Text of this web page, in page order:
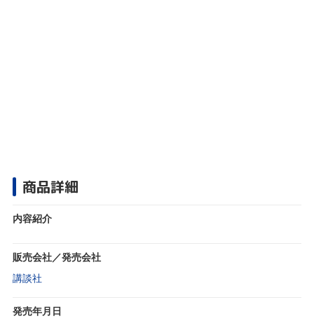
商品詳細
内容紹介
販売会社／発売会社
講談社
発売年月日